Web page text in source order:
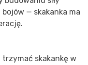
— skakanka ma
skakankę w